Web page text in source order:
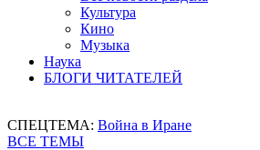
Культура
Кино
Музыка
Наука
БЛОГИ ЧИТАТЕЛЕЙ
СПЕЦТЕМА: Война в Иране
ВСЕ ТЕМЫ